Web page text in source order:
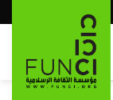
al